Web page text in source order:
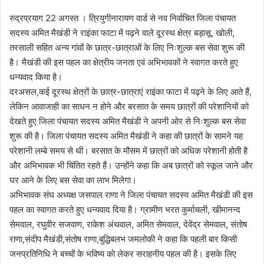
रुद्रप्रयाग 22 अगस्त । त्रियुगीनारायण वार्ड से नव निर्वाचित जिला पंचायत
सदस्य अमित मैखंडी ने राइंका फाटा में पढ़ने वाले दूरस्थ क्षेत्र बड़ासू, खोली,
तरसाली सहित अन्य गांवों के छात्र-छात्राओं के लिए निःशुल्क बस सेवा शुरू की
है। मैखंडी की इस पहल का क्षेत्रीय जनता एवं अभिभावकों ने स्वागत करते हुए
धन्यवाद किया है।
दरअसल,कई दूरस्थ क्षेत्रों के छात्र-छात्राएं राइंका फाटा में पढ़ने के लिए आते हैं,
लेकिन आवाजाही का साधन न होने और बरसात के समय छात्रों की परेशानियों को
देखते हुए जिला पंचायत सदस्य अमित मैखंडी ने अपनी ओर से निःशुल्क बस सेवा
शुरू की है। जिला पंचायत सदस्य अमित मैखंडी ने कहा की छात्रों के सामने यह
परेशानी लम्बे समय से थी। बरसात के मौसम में छात्रों को अधिक परेशानी होती है
और अभिभावक भी चिंतित रहते हैं। उन्होंने कहा कि अब छात्रों को स्कूल जाने और
घर आने के लिए बस सेवा का लाभ मिलेगा।
अभिभावक संघ अध्यक्ष जसपाल राणा ने जिला पंचायत सदस्य अमित मैखंडी की इस
पहल का स्वागत करते हुए धन्यवाद दिया है। ग्रामीण भरत कुर्माचली, खीमानन्द
सेमवाल, रघुवीर सजवाण, राकेश अंथवाल, अमित सेमवाल, देवेंद्र सेमवाल, संतोष
राणा,संदीप मैखंडी,संतोष राणा,बुद्धिबलभ जमलोकी ने कहा कि पहली बार किसी
जनप्रतिनिधि ने बच्चों के भविष्य को लेकर सराहनीय पहल की है। इसके लिए